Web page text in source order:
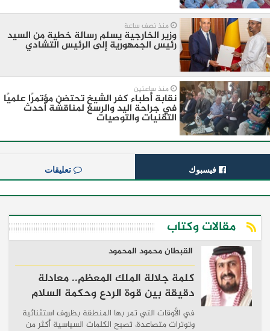
منذ نصف ساعة
وزير الخارجية يسلم رسالة خطية من السيد
رئيس الجمهورية إلى الرئيس التشادي
منذ ساعتين
نقابة أطباء كفر الشيخ تحتضن مؤتمرًا علميًا
في جراحة اليد والرسغ لمناقشة أحدث
التقنيات والتوصيات
فيسبوك تعليقات
مقالات وكتاب
القبطان محمود المحمود
كلمة جلالة الملك المعظم.. معادلة
دقيقة بين قوة الردع وحكمة السلام
في الأوقات التي تمر بها المنطقة بظروف استثنائية
وتوترات متصاعدة، تصبح الكلمات السياسية أكثر من